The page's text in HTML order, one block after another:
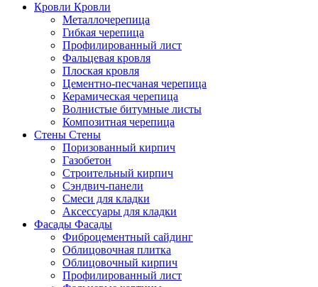
Кровли Кровли
Металлочерепица
Гибкая черепица
Профилированный лист
Фальцевая кровля
Плоская кровля
Цементно-песчаная черепица
Керамическая черепица
Волнистые битумные листы
Композитная черепица
Стены Стены
Поризованный кирпич
Газобетон
Строительный кирпич
Сэндвич-панели
Смеси для кладки
Аксессуары для кладки
Фасады Фасады
Фиброцементный сайдинг
Облицовочная плитка
Облицовочный кирпич
Профилированный лист